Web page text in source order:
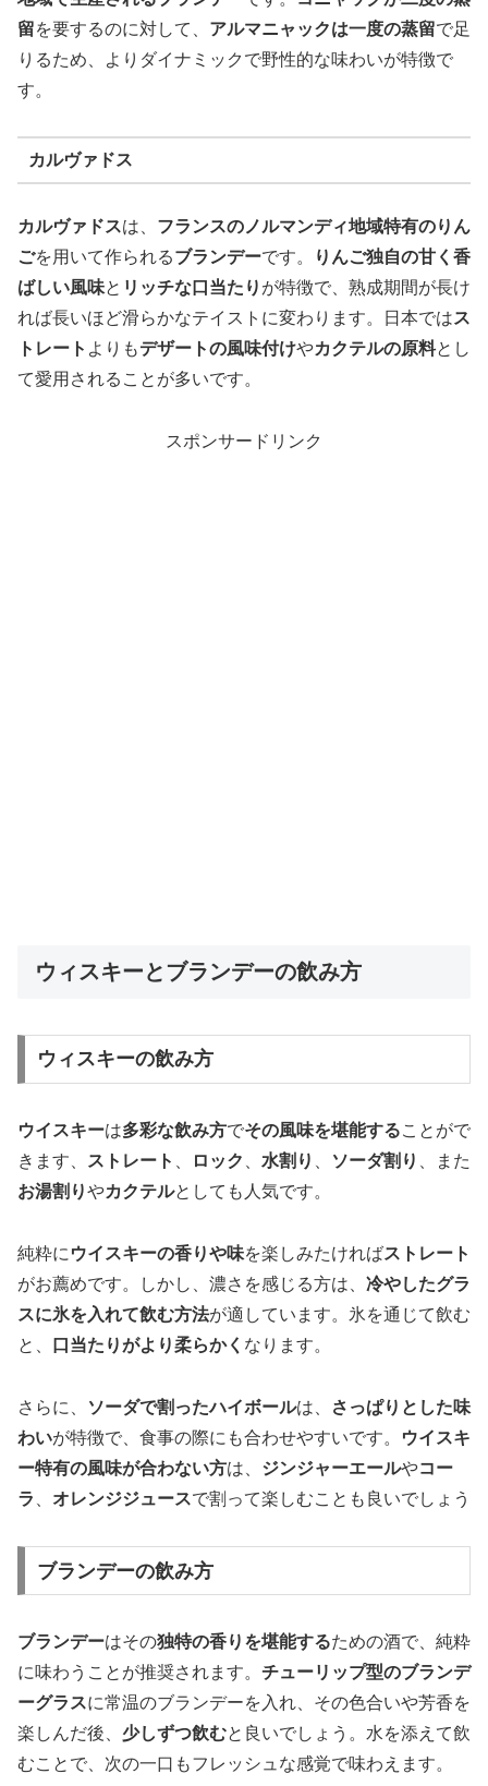
留を要するのに対して、 アルマニャックは一度の蒸留で足
りるため、よりダイナミックで野性的な味わいが特徴で
す。
カルヴァドス
カルヴァドスは、 フランスのノルマンディ地域特有のりん
ごを用いて作られるブランデーです。
りんご独自の甘く香
ばしい風味と リッチな口当たり が特徴で、熟成期間が長け
れば長いほど滑らかなテイストに変わります。日本ではス
トレート よりもデザートの風味付けやカクテルの原料とし
て愛用されることが多いです。
スポンサードリンク
ウィスキーとブランデーの飲み方
ウィスキーの飲み方
ウイスキーは多彩な飲み方でその風味を堪能することがで
きます、
ストレート ロック 水割り ソーダ割り
、また
お湯割りやカクテルとしても人気です。
純粋に ウイスキーの香りや味を楽しみたければストレート
がお薦めです。しかし、濃さを感じる方は、 冷やしたグラ
スに氷を入れて飲む方法が適しています。氷を通じて飲む
と、
口当たりがより柔らかく なります。
さらに、 ソーダで割ったハイボールは、
さっぱりとした味
わいが特徴で、食事の際にも合わせやすいです。
ウイスキ
ー特有の風味が合わない方は、 ジンジャーエールやコー
ラ
オレンジジュースで割って楽しむことも良いでしょう
ブランデーの飲み方
ブランデーはその独特の香りを堪能するための酒で、純粋
に味わうことが推奨されます。 チューリップ型のブランデ
ーグラスに常温のブランデーを入れ、その色合いや芳香を
楽しんだ後、 少しずつ飲むと良いでしょう。水を添えて飲
むことで、次の一口もフレッシュな感覚で味わえます。